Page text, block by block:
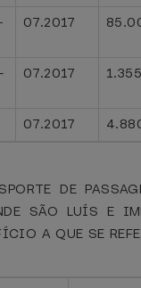
07.2017
07.2017
07.2017
DE
SÃO LUÍS E
A QUE SE